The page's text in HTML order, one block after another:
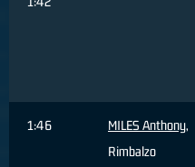
1:46 MILES Anthony,
Rimbalzo